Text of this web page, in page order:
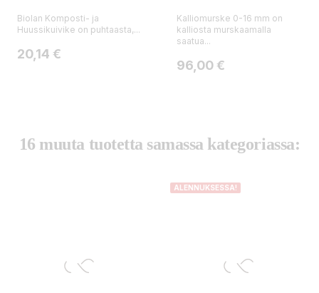
Biolan Komposti- ja
Huussikuivike on puhtaasta,...
Hinta
20,14 €
Kalliomurske 0-16 mm on
kalliosta murskaamalla
saatua...
Hinta
96,00 €
16 muuta tuotetta samassa kategoriassa:
ALENNUKSESSA!